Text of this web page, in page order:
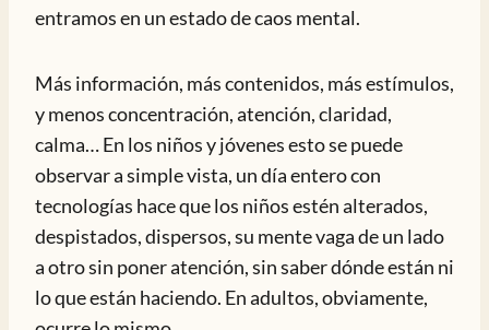
entramos en un estado de caos mental.
Más información, más contenidos, más estímulos,
y menos concentración, atención, claridad,
calma… En los niños y jóvenes esto se puede
observar a simple vista, un día entero con
tecnologías hace que los niños estén alterados,
despistados, dispersos, su mente vaga de un lado
a otro sin poner atención, sin saber dónde están ni
lo que están haciendo. En adultos, obviamente,